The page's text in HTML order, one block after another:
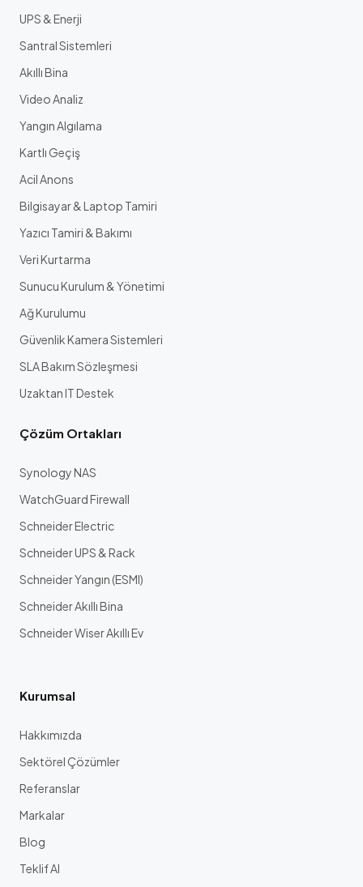
UPS & Enerji
Santral Sistemleri
Akıllı Bina
Video Analiz
Yangın Algılama
Kartlı Geçiş
Acil Anons
Bilgisayar & Laptop Tamiri
Yazıcı Tamiri & Bakımı
Veri Kurtarma
Sunucu Kurulum & Yönetimi
Ağ Kurulumu
Güvenlik Kamera Sistemleri
SLA Bakım Sözleşmesi
Uzaktan IT Destek
Çözüm Ortakları
Synology NAS
WatchGuard Firewall
Schneider Electric
Schneider UPS & Rack
Schneider Yangın (ESMI)
Schneider Akıllı Bina
Schneider Wiser Akıllı Ev
Kurumsal
Hakkımızda
Sektörel Çözümler
Referanslar
Markalar
Blog
Teklif Al